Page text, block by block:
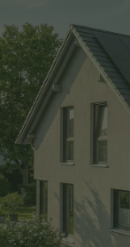
Beantworte
und finde